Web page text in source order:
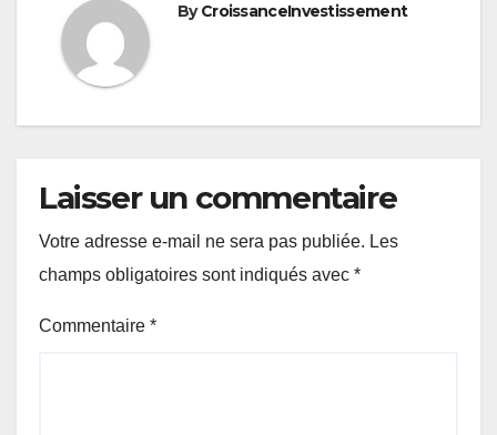
ByCroissanceInvestissement
Laisser un commentaire
Votre adresse e-mail ne sera pas publiée. Les
champs obligatoires sont indiqués avec *
Commentaire *